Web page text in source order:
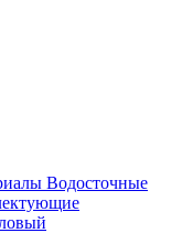
Водосточные